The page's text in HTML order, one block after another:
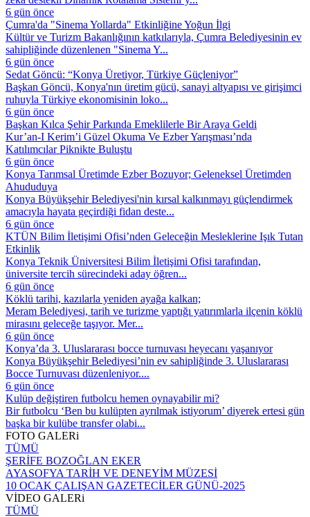
6 gün önce
Çumra'da "Sinema Yollarda" Etkinliğine Yoğun İlgi
Kültür ve Turizm Bakanlığının katkılarıyla, Çumra Belediyesinin ev
sahipliğinde düzenlenen "Sinema Y...
6 gün önce
Sedat Göncü: “Konya Üretiyor, Türkiye Güçleniyor”
Başkan Göncü, Konya'nın üretim gücü, sanayi altyapısı ve girişimci
ruhuyla Türkiye ekonomisinin loko...
6 gün önce
Başkan Kılca Şehir Parkında Emeklilerle Bir Araya Geldi
Kur’an-I Kerim’i Güzel Okuma Ve Ezber Yarışması’nda
Katılımcılar Piknikte Buluştu
6 gün önce
Konya Tarımsal Üretimde Ezber Bozuyor; Geleneksel Üretimden
Ahududuya
Konya Büyükşehir Belediyesi'nin kırsal kalkınmayı güçlendirmek
amacıyla hayata geçirdiği fidan deste...
6 gün önce
KTÜN Bilim İletişimi Ofisi’nden Geleceğin Mesleklerine Işık Tutan
Etkinlik
Konya Teknik Üniversitesi Bilim İletişimi Ofisi tarafından,
üniversite tercih sürecindeki aday öğren...
6 gün önce
Köklü tarihi, kazılarla yeniden ayağa kalkan;
Meram Belediyesi, tarih ve turizme yaptığı yatırımlarla ilçenin köklü
mirasını geleceğe taşıyor. Mer...
6 gün önce
Konya’da 3. Uluslararası bocce turnuvası heyecanı yaşanıyor
Konya Büyükşehir Belediyesi’nin ev sahipliğinde 3. Uluslararası
Bocce Turnuvası düzenleniyor....
6 gün önce
Kulüp değiştiren futbolcu hemen oynayabilir mi?
Bir futbolcu ‘Ben bu kulüpten ayrılmak istiyorum’ diyerek ertesi gün
başka bir kulübe transfer olabi...
FOTO GALERi
TÜMÜ
ŞERİFE BOZOĞLAN EKER
AYASOFYA TARİH VE DENEYİM MÜZESİ
10 OCAK ÇALIŞAN GAZETECİLER GÜNÜ-2025
VİDEO GALERi
TÜMÜ